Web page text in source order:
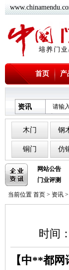
首页 产
资讯
木门 钢
铜门 仿
网站公告
门业评测
当前位置 首页 > 资讯 >
时间
【中**都网